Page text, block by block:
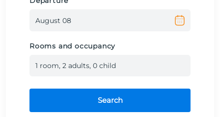
Rooms and occupancy
1 room, 2 adults, 0 child
Search